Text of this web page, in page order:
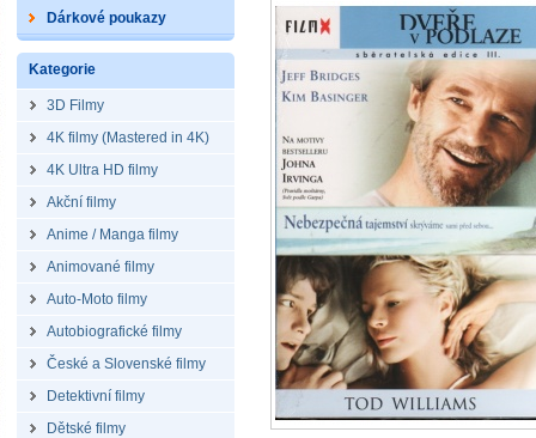
Dárkové poukazy
Kategorie
3D Filmy
4K filmy (Mastered in 4K)
4K Ultra HD filmy
Akční filmy
Anime / Manga filmy
Animované filmy
Auto-Moto filmy
Autobiografické filmy
České a Slovenské filmy
Detektivní filmy
Dětské filmy